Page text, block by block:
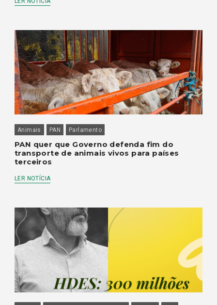
Animais PAN Parlamento
PAN quer que Governo defenda fim do
transporte de animais vivos para países
terceiros
LER NOTÍCIA